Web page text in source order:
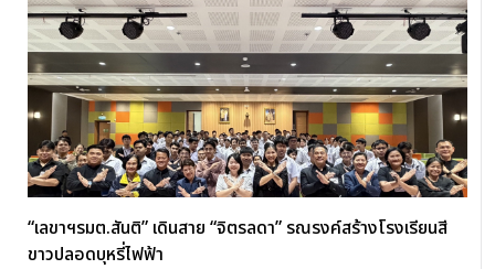
“เลขาฯรมต.สันติ” เดินสาย “จิตรลดา” รณรงค์สร้างโรงเรียนสี
ขาวปลอดบุหรี่ไฟฟ้า